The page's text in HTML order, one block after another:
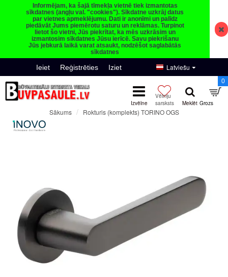
Informējam, ka šajā tīmekļa vietnē tiek izmantotas
sīkdatnes (angļu val. "cookies"). Sīkdatne uzkrāj datus
par vietnes apmeklējumu. Dati ir anonīmi un palīdz
piedāvāt Jums piemērotu saturu un reklāmas. Turpinot
lietot šo vietni, Jūs piekrītat, ka mēs uzkrāsim un
izmantosim sīkdatnes Jūsu ierīcē. Savu piekrišanu
Jūs jebkurā laikā varat atsaukt, nodzēšot saglabātās
sīkdatnes
Ieiet Reģistrēties Iziet Latviešu
0
Sākums Rokturis (komplekts) TORINO OGS